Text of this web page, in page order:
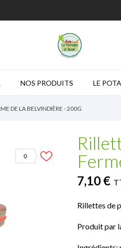
NOS PRODUITS LE
DE LA BELVINDIÈRE - 200G
0
7,10 €
Rillettes de
Produit par